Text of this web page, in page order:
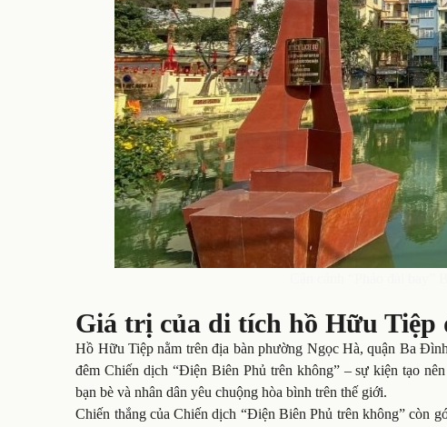
Giá trị của di tích hồ Hữu Tiệp
Hồ Hữu Tiệp nằm trên địa bàn phường Ngọc Hà, quận Ba
đêm Chiến dịch “Điện Biên Phủ trên không” – sự kiện tạo
bạn bè và nhân dân yêu chuộng hòa bình trên thế giới.
Chiến thắng của Chiến dịch “Điện Biên Phủ trên không” còn